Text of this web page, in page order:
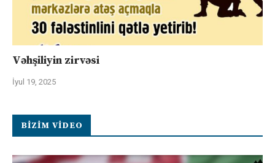
Vəhşiliyin zirvəsi
İyul 19, 2025
BIZIM VIDEO